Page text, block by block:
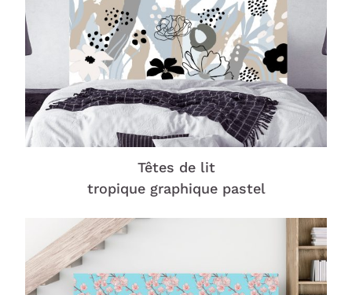
Têtes de lit
tropique graphique pastel